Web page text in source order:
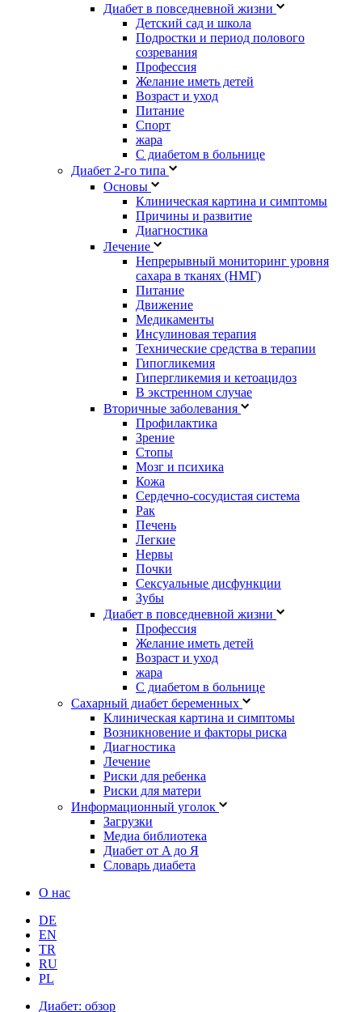
Диабет в повседневной жизни
Детский сад и школа
Подростки и период полового
созревания
Профессия
Желание иметь детей
Возраст и уход
Питание
Спорт
жара
С диабетом в больнице
Диабет 2-го типа
Основы
Клиническая картина и симптомы
Причины и развитие
Диагностика
Лечение
Непрерывный мониторинг уровня
сахара в тканях (НМГ)
Питание
Движение
Медикаменты
Инсулиновая терапия
Технические средства в терапии
Гипогликемия
Гипергликемия и кетоацидоз
В экстренном случае
Вторичные заболевания
Профилактика
Зрение
Стопы
Мозг и психика
Кожа
Сердечно-сосудистая система
Рак
Печень
Легкие
Нервы
Почки
Сексуальные дисфункции
Зубы
Диабет в повседневной жизни
Профессия
Желание иметь детей
Возраст и уход
жара
С диабетом в больнице
Сахарный диабет беременных
Клиническая картина и симптомы
Возникновение и факторы риска
Диагностика
Лечение
Риски для ребенка
Риски для матери
Информационный уголок
Загрузки
Медиа библиотека
Диабет от A до Я
Словарь диабета
О нас
DE
EN
TR
RU
PL
Диабет: обзор